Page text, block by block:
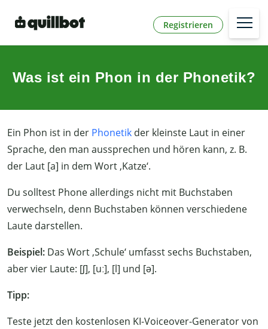
Registrieren
Was ist ein Phon in der Phonetik?
Ein Phon ist in der Phonetik der kleinste Laut in einer
Sprache, den man aussprechen und hören kann, z. B.
der Laut [a] in dem Wort ‚Katze‘.
Du solltest Phone allerdings nicht mit Buchstaben
verwechseln, denn Buchstaben können verschiedene
Laute darstellen.
Beispiel: Das Wort ‚Schule‘ umfasst sechs Buchstaben,
aber vier Laute: [ʃ], [uː], [l] und [ə].
Tipp:
Teste jetzt den kostenlosen KI-Voiceover-Generator von